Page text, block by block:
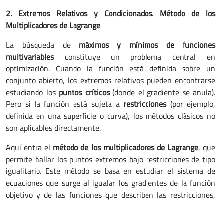
2. Extremos Relativos y Condicionados. Método de los
Multiplicadores de Lagrange
La búsqueda de máximos y mínimos de funciones
multivariablesconstituye un problema central en
optimización. Cuando la función está definida sobre un
conjunto abierto, los extremos relativos pueden encontrarse
estudiando los puntos críticos(donde el gradiente se anula).
Pero si la función está sujeta a restricciones(por ejemplo,
definida en una superficie o curva), los métodos clásicos no
son aplicables directamente.
Aquí entra el método de los multiplicadores de Lagrange, que
permite hallar los puntos extremos bajo restricciones de tipo
igualitario. Este método se basa en estudiar el sistema de
ecuaciones que surge al igualar los gradientes de la función
objetivo y de las funciones que describen las restricciones,